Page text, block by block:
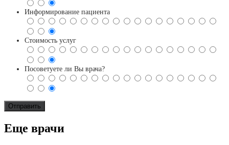
Информирование пациента
Стоимость услуг
Посоветуете ли Вы врача?
Еще врачи